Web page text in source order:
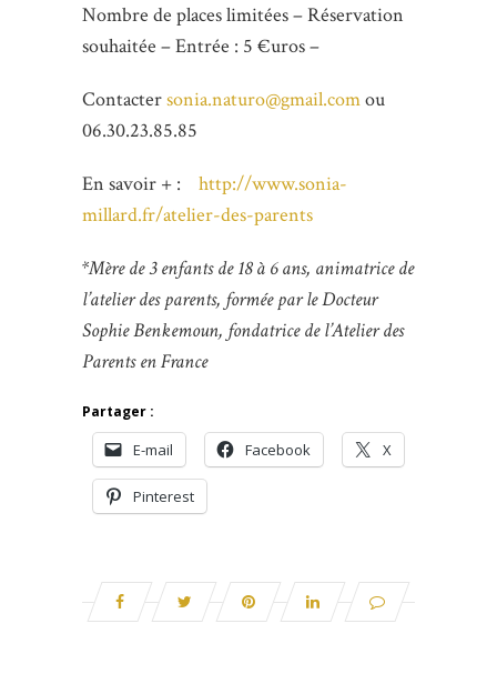
Nombre de places limitées – Réservation
souhaitée – Entrée : 5 €uros –
Contactersonia.naturo@gmail.comou
06.30.23.85.85
En savoir + : http://www.sonia-
millard.fr/atelier-des-parents
*Mère de 3 enfants de 18 à 6 ans, animatrice de
l’atelier des parents, formée par le Docteur
Sophie Benkemoun, fondatrice de l’Atelier des
Parents en France
Partager :
E-mail Facebook X
Pinterest